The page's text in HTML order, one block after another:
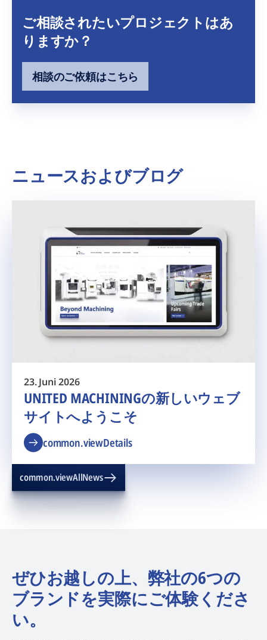
ご相談されたいプロジェクトはあ
りますか？
相談のご依頼はこちら
ニュースおよびブログ
23. Juni 2026
UNITED MACHININGの新しいウェブ
サイトへようこそ
common.viewDetails
common.viewAllNews
ぜひお越しの上、弊社の6つの
ブランドを実際にご体験くださ
い。